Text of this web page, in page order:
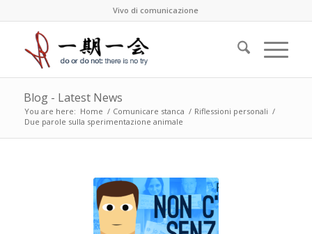
Vivo di comunicazione
Blog - Latest News
You are here: Home / Comunicare stanca / Riflessioni personali /
Due parole sulla sperimentazione animale